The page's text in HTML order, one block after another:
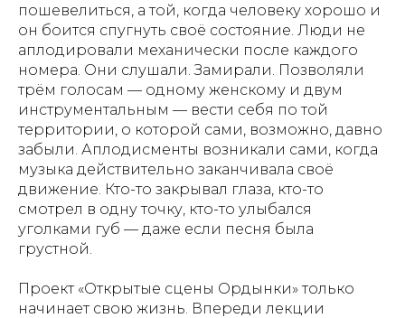
пошевелиться, а той, когда человеку хорошо и
он боится спугнуть своё состояние. Люди не
аплодировали механически после каждого
номера. Они слушали. Замирали. Позволяли
трём голосам — одному женскому и двум
инструментальным — вести себя по той
территории, о которой сами, возможно, давно
забыли. Аплодисменты возникали сами, когда
музыка действительно заканчивала своё
движение. Кто-то закрывал глаза, кто-то
смотрел в одну точку, кто-то улыбался
уголками губ — даже если песня была
грустной.
Проект «Открытые сцены Ордынки» только
начинает свою жизнь. Впереди лекции